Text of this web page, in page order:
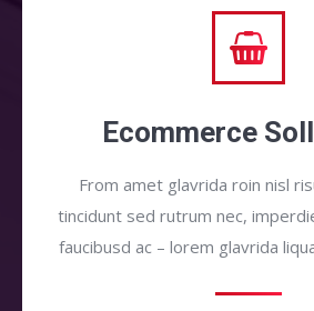
Ecommerce
From amet glavrida roin nisl
tincidunt sed rutrum nec,
faucibusd ac – lorem glavrida